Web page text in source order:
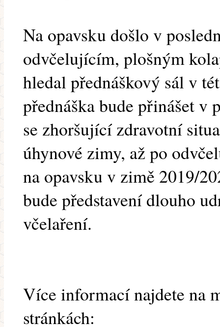
Na opavsku došlo v
odvčelujícím, plošným
hledal přednáškový sál v
přednáška bude přinášet v
se zhoršující zdravotní
úhynové zimy, až po
na opavsku v zimě 2019/
bude představení dlouho
včelaření.
Více informací najdete na
stránkách: